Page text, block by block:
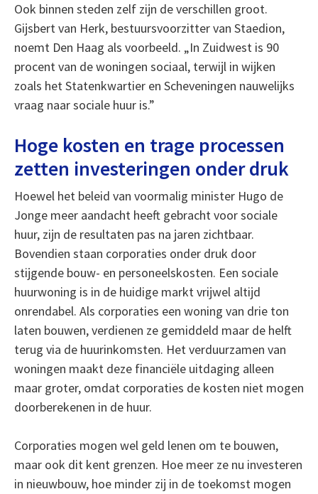
Ook binnen steden zelf zijn de verschillen groot.
Gijsbert van Herk, bestuursvoorzitter van Staedion,
noemt Den Haag als voorbeeld. „In Zuidwest is 90
procent van de woningen sociaal, terwijl in wijken
zoals het Statenkwartier en Scheveningen nauwelijks
vraag naar sociale huur is.”
Hoge kosten en trage processen
zetten investeringen onder druk
Hoewel het beleid van voormalig minister Hugo de
Jonge meer aandacht heeft gebracht voor sociale
huur, zijn de resultaten pas na jaren zichtbaar.
Bovendien staan corporaties onder druk door
stijgende bouw- en personeelskosten. Een sociale
huurwoning is in de huidige markt vrijwel altijd
onrendabel. Als corporaties een woning van drie ton
laten bouwen, verdienen ze gemiddeld maar de helft
terug via de huurinkomsten. Het verduurzamen van
woningen maakt deze financiële uitdaging alleen
maar groter, omdat corporaties de kosten niet mogen
doorberekenen in de huur.
Corporaties mogen wel geld lenen om te bouwen,
maar ook dit kent grenzen. Hoe meer ze nu investeren
in nieuwbouw, hoe minder zij in de toekomst mogen